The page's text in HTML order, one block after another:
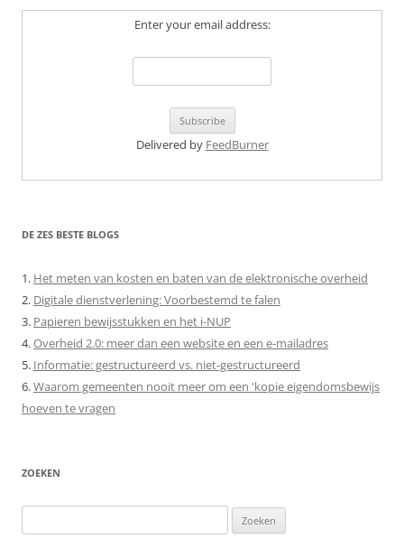
Enter your email address:
Delivered by FeedBurner
DE ZES BESTE BLOGS
1. Het meten van kosten en baten van de elektronische overheid
2. Digitale dienstverlening: Voorbestemd te falen
3. Papieren bewijsstukken en het i-NUP
4.Overheid 2.0: meer dan een website en een e-mailadres
5. Informatie: gestructureerd vs. niet-gestructureerd
6.Waarom gemeenten nooit meer om een 'kopie eigendomsbewijs
hoeven te vragen
ZOEKEN
naar: